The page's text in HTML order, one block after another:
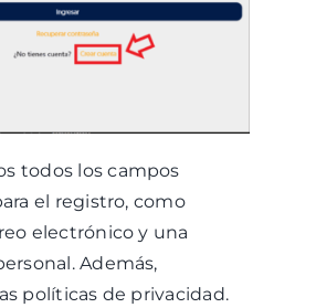
todos los campos
el registro, como
electrónico y una
Además,
políticas de privacidad.